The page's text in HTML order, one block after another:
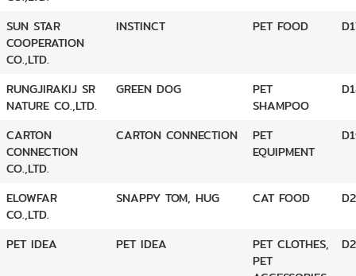
SUN STAR
COOPERATION
CO.,LTD.
INSTINCT PET FOOD
RUNGJIRAKIJ SR
NATURE CO.,LTD.
GREEN DOG
PET
SHAMPOO
CARTON
CONNECTION
CO.,LTD.
CARTON CONNECTION
PET
EQUIPMENT
ELOWFAR
CO.,LTD.
SNAPPY TOM, HUG CAT FOOD
PET IDEA PET IDEA
PET CLOTHES,
PET